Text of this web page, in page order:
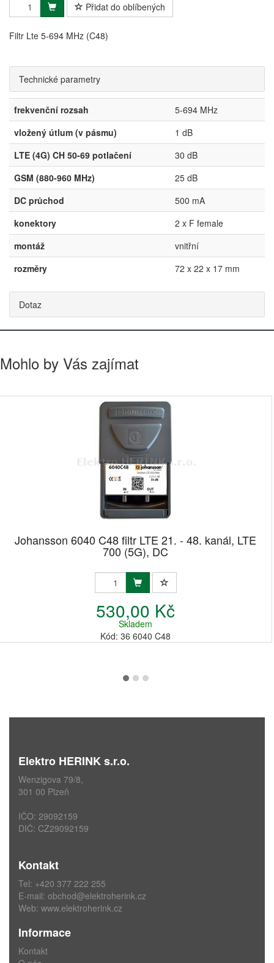
Přidat do oblíbených
Filtr Lte 5-694 MHz (C48)
Technické parametry
frekvenční rozsah
5-694 MHz
vložený útlum (v pásmu)
1 dB
LTE (4G) CH 50-69 potlačení
30 dB
GSM (880-960 MHz)
25 dB
DC průchod
500 mA
konektory
2 x F female
montáž
vnitřní
rozměry
72 x 22 x 17 mm
Dotaz
Mohlo by Vás zajímat
Johansson 6040 C48 filtr LTE 21. - 48. kanál, LTE
700 (5G), DC
530,00 Kč
Skladem
Kód: 36 6040 C48
Elektro HERINK s.r.o.
Wenzigova 79/8,
301 00 Plzeň
IČO: 29092159
DIČ: CZ29092159
Kontakt
Tel: +420 377 222 255
E-mail: obchod@elektroherink.cz
Web: www.elektroherink.cz
Informace
Kontakt